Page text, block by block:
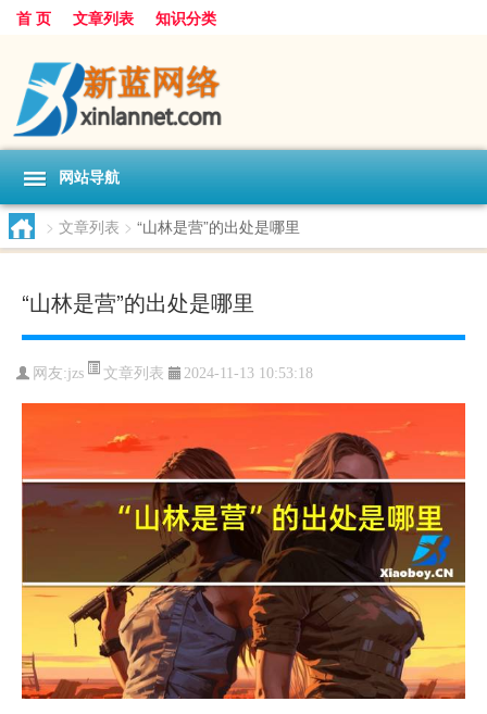
首 页 文章列表 知识分类
网站导航
> 文章列表 > “山林是营”的出处是哪里
“山林是营”的出处是哪里
网友:jzs 文章列表 2024-11-13 10:53:18